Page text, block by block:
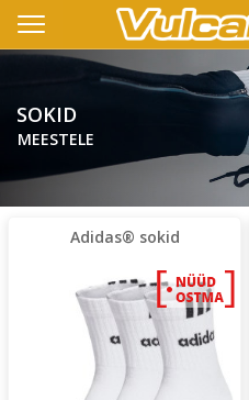
👉 -10% LISAKS
SOKID
MEESTELE
Adidas® sokid